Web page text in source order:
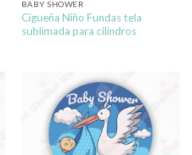
BABY SHOWER
Cigueña Niño Fundas tela
sublimada para cilindros